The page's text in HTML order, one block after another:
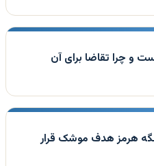
و چرا تقاضا برای آن
هرمز هدف موشک قرار